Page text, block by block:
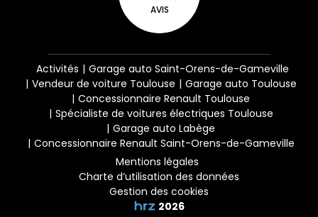
AVIS
Activités
Garage auto Saint-Orens-de-Gameville
Vendeur de voiture Toulouse
Garage auto Toulouse
Concessionnaire Renault Toulouse
Spécialiste de voitures électriques Toulouse
Garage auto Labège
Concessionnaire Renault Saint-Orens-de-Gameville
Mentions légales
Charte d’utilisation des données
Gestion des cookies
2026